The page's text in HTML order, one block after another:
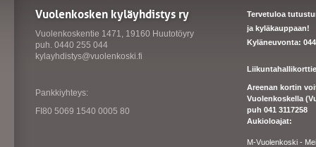
Vuolenkosken kyläyhdistys ry
Vuolenkoskentie 1471, 19160 Huutotöyry
puh. 0440 255 044
kylayhdistys@vuolenkoski.fi
Pankkiyhteys:
FI80 5069 1540 0005 80
Tervetuloa
ja kyläkauppaan!
Kyläneuvonta: 044
Areenan kortin
Vuolenkoskella
puh 041 3117258
Aukioloajat:
M-Vuolenkoski -